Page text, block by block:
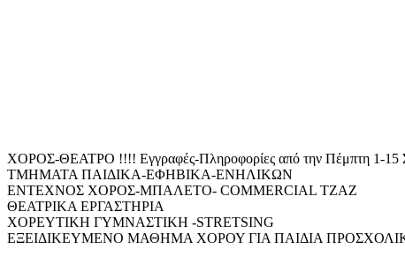
ΧΟΡΟΣ-ΘΕΑΤΡΟ !!!! Εγγραφές-Πληροφορίες από την Πέμπτη 1-15
ΤΜΗΜΑΤΑ ΠΑΙΔΙΚΑ-ΕΦΗΒΙΚΑ-ΕΝΗΛΙΚΩΝ
ΕΝΤΕΧΝΟΣ ΧΟΡΟΣ-MΠΑΛΕΤΟ- COMMERCIAL ΤΖΑΖ
ΘΕΑΤΡΙΚΑ ΕΡΓΑΣΤΗΡΙΑ
ΧΟΡΕΥΤΙΚΗ ΓΥΜΝΑΣΤΙΚΗ -STRETSING
ΕΞΕΙΔΙΚΕΥΜΕΝΟ ΜΑΘΗΜΑ ΧΟΡΟΥ ΓΙΑ ΠΑΙΔΙΑ